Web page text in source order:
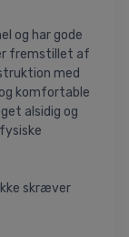
og har gode
fremstillet af
med
komfortable
alsidig og
skræver